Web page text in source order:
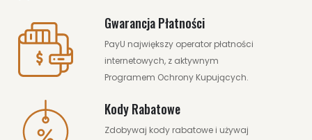
Gwarancja Płatności
PayU największy operator płatności
internetowych, z aktywnym
Programem Ochrony Kupujących.
Kody Rabatowe
Zdobywaj kody rabatowe i używaj